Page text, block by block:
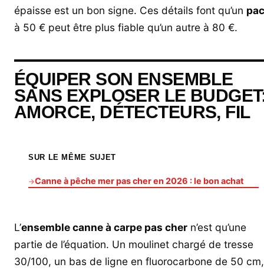
épaisse est un bon signe. Ces détails font qu’un
à 50 € peut être plus fiable qu’un autre à 80 €.
ÉQUIPER SON ENSEMBLE
SANS EXPLOSER LE
AMORCE, DÉTECTEURS, FIL
SUR LE MÊME SUJET
→Canne à pêche mer pas cher en 2026 : le bon achat
L’ensemble canne à carpe pas cher n’est qu’une
partie de l’équation. Un moulinet chargé de tresse
30/100, un bas de ligne en fluorocarbone de 50 cm,